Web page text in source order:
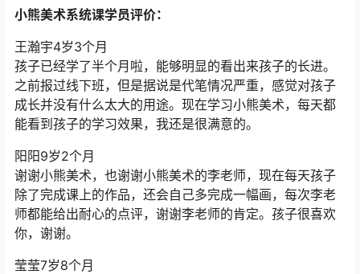
小熊美术系统课学员评价：
王瀚宇4岁3个月
孩子已经学了半个月啦，能够明显的看出来孩子的长进。
之前报过线下班，但是据说是代笔情况严重，感觉对孩子
成长并没有什么太大的用途。现在学习小熊美术，每天都
能看到孩子的学习效果，我还是很满意的。
阳阳9岁2个月
谢谢小熊美术，也谢谢小熊美术的李老师，现在每天孩子
除了完成课上的作品，还会自己多完成一幅画，每次李老
师都能给出耐心的点评，谢谢李老师的肯定。孩子很喜欢
你，谢谢。
莹莹7岁8个月